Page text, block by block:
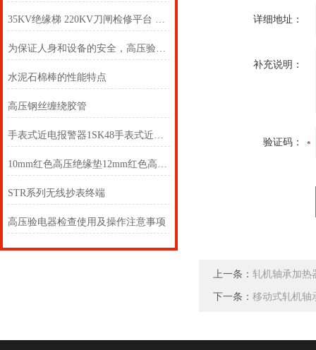
35KV绝缘梯 220KV刀闸检修平台 220kv绝缘伸缩梯（绝缘升降梯）
为保证人身和设备的安全，高压验电器必须按规定的期限进行预防性试验
水泥石棉棒的性能特点
高压钢丝缠绕胶管
手表式近电报警器1SK48手表式近电报警器1SK4M
10mm红色高压绝缘垫12mm红色高压绝缘垫
STR系列无线抄表终端
高压验电器检查使用及操作注意事项
详细地址：
补充说明：
验证码：
上一条： 轧机轴承加热
下一条： 移动式轧机轴